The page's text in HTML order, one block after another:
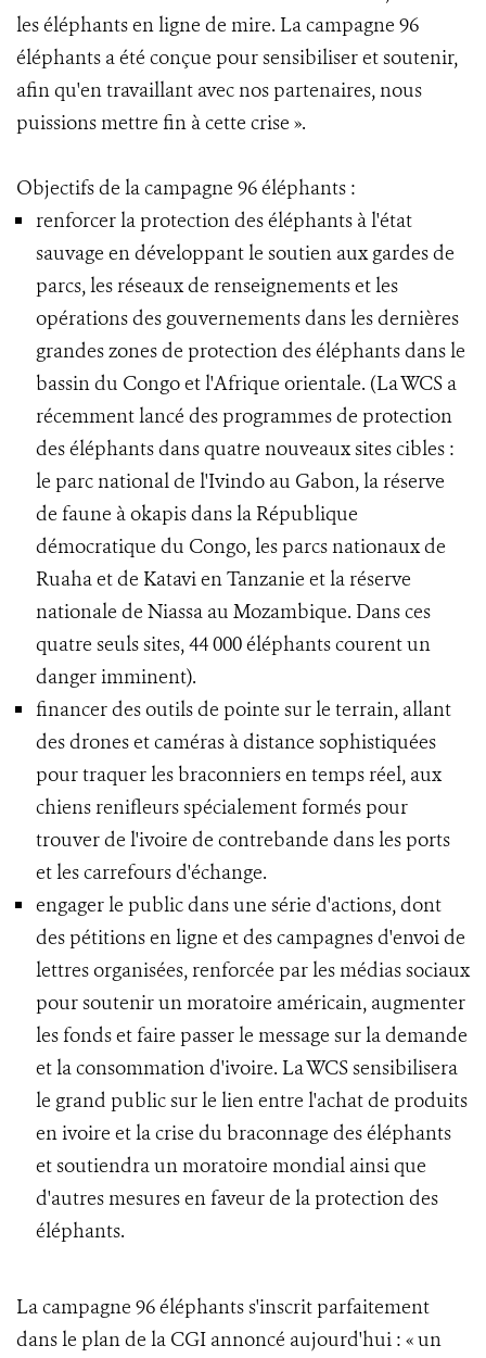
les éléphants en ligne de mire. La campagne 96
éléphants a été conçue pour sensibiliser et soutenir,
afin qu'en travaillant avec nos partenaires, nous
puissions mettre fin à cette crise ».
Objectifs de la campagne 96 éléphants :
renforcer la protection des éléphants à l'état
sauvage en développant le soutien aux gardes de
parcs, les réseaux de renseignements et les
opérations des gouvernements dans les dernières
grandes zones de protection des éléphants dans le
bassin du Congo et l'Afrique orientale. (La WCS a
récemment lancé des programmes de protection
des éléphants dans quatre nouveaux sites cibles :
le parc national de l'Ivindo au Gabon, la réserve
de faune à okapis dans la République
démocratique du Congo, les parcs nationaux de
Ruaha et de Katavi en Tanzanie et la réserve
nationale de Niassa au Mozambique. Dans ces
quatre seuls sites, 44 000 éléphants courent un
danger imminent).
financer des outils de pointe sur le terrain, allant
des drones et caméras à distance sophistiquées
pour traquer les braconniers en temps réel, aux
chiens renifleurs spécialement formés pour
trouver de l'ivoire de contrebande dans les ports
et les carrefours d'échange.
engager le public dans une série d'actions, dont
des pétitions en ligne et des campagnes d'envoi de
lettres organisées, renforcée par les médias sociaux
pour soutenir un moratoire américain, augmenter
les fonds et faire passer le message sur la demande
et la consommation d'ivoire. La WCS sensibilisera
le grand public sur le lien entre l'achat de produits
en ivoire et la crise du braconnage des éléphants
et soutiendra un moratoire mondial ainsi que
d'autres mesures en faveur de la protection des
éléphants.
La campagne 96 éléphants s'inscrit parfaitement
dans le plan de la CGI annoncé aujourd'hui : « un